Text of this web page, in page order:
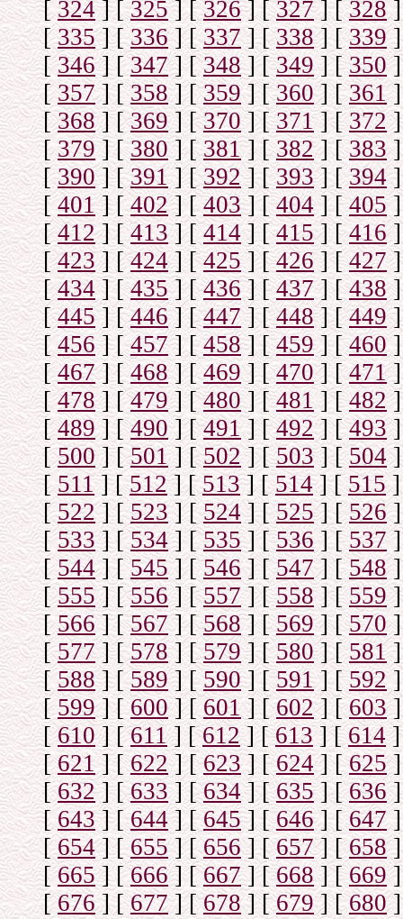
[324] [325] [326] [327] [328]
[335] [336] [337] [338] [339]
[346] [347] [348] [349] [ 350]
[357] [358] [359] [360] [361]
[368] [369] [370] [371] [372]
[379] [380] [381] [382] [383]
[390] [391] [392] [393] [394]
[401] [402] [403] [404] [405]
[412] [413] [414] [415] [416]
[423] [424] [425] [426] [427]
[434] [435] [436] [437] [438]
[445] [446] [447] [448] [449]
[ 456] [457] [458] [459] [460]
[467] [468] [469] [470] [471]
[478] [479] [480] [481] [482]
[489] [490] [491] [492] [493]
[500] [501] [502] [503] [504]
[511] [512] [513] [514] [515]
[522] [523] [524] [525] [526]
[533] [534] [535] [536] [ 537]
[544] [545] [546] [547] [548]
[555] [556] [557] [558] [559]
[566] [567] [568] [569] [570]
[577] [578] [579] [580] [581]
[588] [589] [590] [591] [592]
[599] [600] [ 601] [602] [603]
[610] [611] [612] [613] [614]
[621] [622] [623] [624] [625]
[632] [633] [634] [635] [636]
[643] [644] [645] [646] [647]
[654] [655] [656] [657] [658]
[665] [666] [667] [668] [669]
[676] [677] [678] [679] [680]